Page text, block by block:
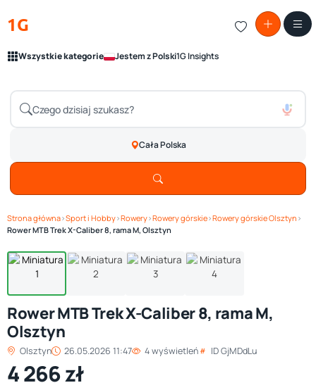
1G
Wszystkie kategorie Jestem z Polski1G Insights
Cała Polska
Strona główna›Sport i Hobby›Rowery›Rowery górskie›Rowery górskie Olsztyn ›
Rower MTB Trek X-Caliber 8, rama M, Olsztyn
1/ 4 Zobacz galerię
Rower MTB Trek X-Caliber 8, rama M,
Olsztyn
Olsztyn 26.05.2026 11:47 4 wyświetleń ID GjMDdLu
4 266 zł